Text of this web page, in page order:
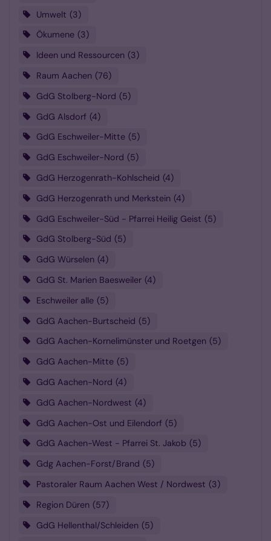
Umwelt 3
Ökumene
3
Ideen und Ressourcen 3
Raum Aachen 76
GdG Stolberg-Nord 5
GdG Alsdorf 4
GdG Eschweiler-Mitte
5
GdG Eschweiler-Nord 5
GdG Herzogenrath-Kohlscheid 4
GdG Herzogenrath und Merkstein 4
GdG Eschweiler-Süd - Pfarrei Heilig Geist 5
GdG Stolberg-Süd
5
GdG Würselen 4
GdG St. Marien Baesweiler 4
Eschweiler alle 5
GdG Aachen-Burtscheid 5
GdG Aachen-Kornelimünster und Roetgen
5
GdG Aachen-Mitte 5
GdG Aachen-Nord 4
GdG Aachen-Nordwest 4
GdG Aachen-Ost und Eilendorf 5
GdG Aachen-West - Pfarrei St. Jakob
5
Gdg Aachen-Forst/Brand 5
Pastoraler Raum Aachen West / Nordwest 3
Region Düren 57
GdG Hellenthal/Schleiden 5